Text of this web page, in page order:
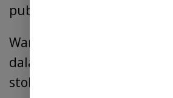
publik di SPBU.
Warga mengkhawatirkan
dalam jumlah besar dapat
stok cepat berkurang